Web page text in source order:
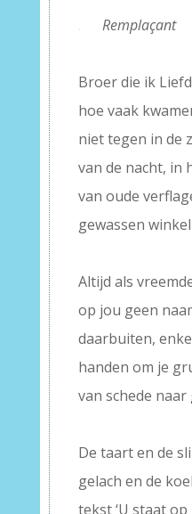
.
Remplaçant
Broer die ik
hoe vaak
niet tegen in de
van de nacht, in
van oude
gewassen
Altijd als
op jou geen
daarbuiten,
handen om je
van schede
De taart en de
gelach en de
tekst ‘U staat